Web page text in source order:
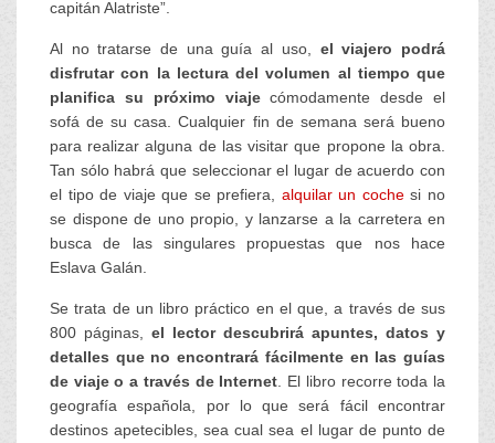
capitán Alatriste”.
Al no tratarse de una guía al uso,
el viajero podrá
disfrutar con la lectura del volumen al tiempo que
planifica su próximo viajecómodamente desde el
sofá de su casa. Cualquier fin de semana será bueno
para realizar alguna de las visitar que propone la obra.
Tan sólo habrá que seleccionar el lugar de acuerdo con
el tipo de viaje que se prefiera, alquilar un cochesi no
se dispone de uno propio, y lanzarse a la carretera en
busca de las singulares propuestas que nos hace
Eslava Galán.
Se trata de un libro práctico en el que, a través de sus
800 páginas, el lector descubrirá apuntes, datos y
detalles que no encontrará fácilmente en las guías
de viaje o a través de Internet . El libro recorre toda la
geografía española, por lo que será fácil encontrar
destinos apetecibles, sea cual sea el lugar de punto de